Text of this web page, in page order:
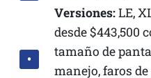
Versiones:LE,
desde $443,500
tamaño de
manejo, faros